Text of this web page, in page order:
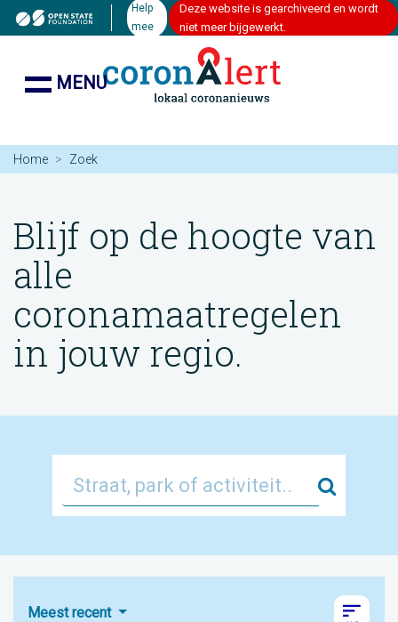
Help
mee
Deze website is gearchiveerd en wordt
niet meer bijgewerkt.
MENU
Home Zoek
Blijf op de hoogte van
alle
coronamaatregelen
in jouw regio.
Zoek
Meest recent